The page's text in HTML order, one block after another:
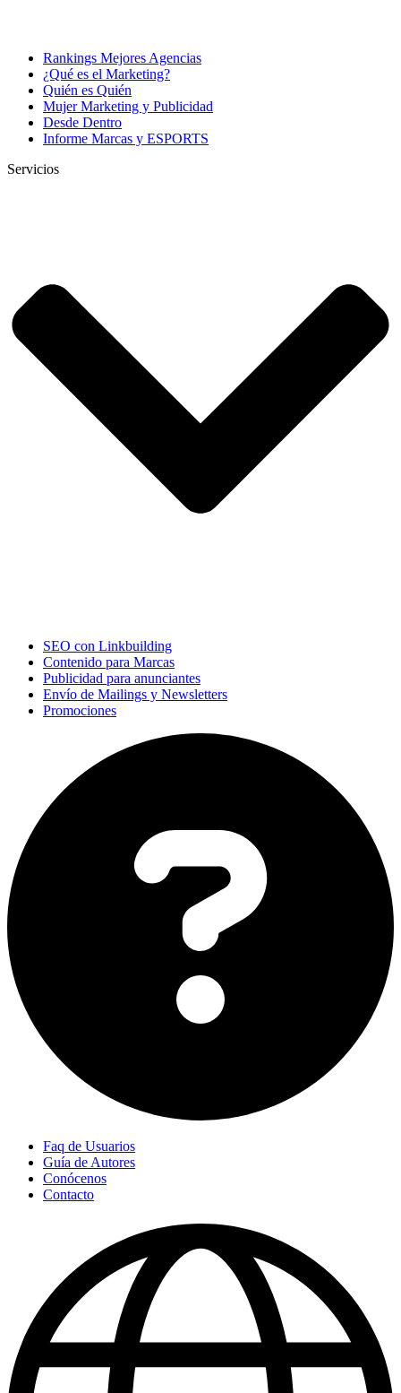
Rankings Mejores Agencias
¿Qué es el Marketing?
Quién es Quién
Mujer Marketing y Publicidad
Desde Dentro
Informe Marcas y ESPORTS
Servicios
SEO con Linkbuilding
Contenido para Marcas
Publicidad para anunciantes
Envío de Mailings y Newsletters
Promociones
Faq de Usuarios
Guía de Autores
Conócenos
Contacto